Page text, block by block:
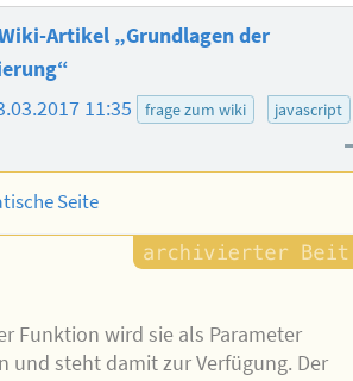
Artikel „Grundlagen der
11:35 frage zum wiki javascript
Seite
Funktion wird sie als Parameter
und steht damit zur Verfügung. Der